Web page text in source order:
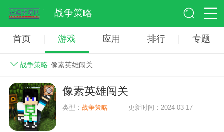
战争策略
首页 游戏 应用 排行 专题
战争策略 像素英雄闯关
像素英雄闯关
类型：战争策略 更新时间：2024-03-17